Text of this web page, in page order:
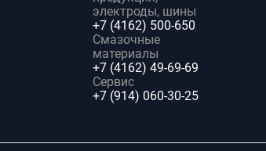
электроды, шины
+7 (4162) 500-650
Смазочные
материалы
+7 (4162) 49-69-69
Сервис
+7 (914) 060-30-25